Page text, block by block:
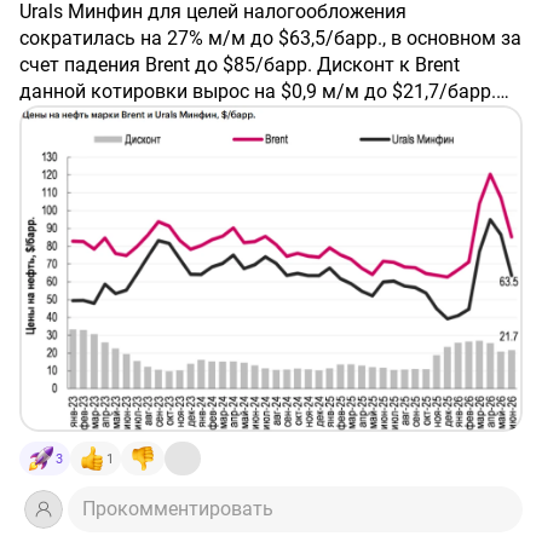
Urals Минфин для целей налогообложения
сократилась на 27% м/м до $63,5/барр., в основном за
счет падения Brent до $85/барр. Дисконт к Brent
данной котировки вырос на $0,9 м/м до $21,7/барр.
Рублевая цена на нефть марки Urals составила 4 660
руб./барр., что на 14% меньше, чем запланировано в
бюджете.
Что с бензином?
Urals тяжёлая, соответственно, из нефти, которая
перерабатывается в России, получается сравнительно
много дизеля и сравнительно мало бензина.
Нефтепереработка в России исторически была в
большей степени ориентирована на дизель
В 2024 в России было произведено примерно 89 млн
тонн дизеля и 41 млн тонн бензина. Экспорт дизеля
превысил 30 млн тонн, экспорт бензина составил
всего 4 млн тонн. 90% произведённого бензина
3 1
Прокомментировать